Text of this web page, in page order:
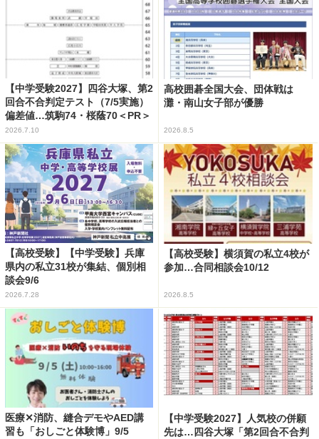
【中学受験2027】四谷大塚、第2
回合不合判定テスト（7/5実施）
偏差値…筑駒74・桜蔭70＜PR＞
2026.7.10
高校囲碁全国大会、団体戦は
灘・南山女子部が優勝
2026.8.5
【高校受験】【中学受験】兵庫
県内の私立31校が集結、個別相
談会9/6
2026.7.28
【高校受験】横須賀の私立4校が
参加…合同相談会10/12
2026.8.5
医療✕消防、縫合デモやAED講
習も「おしごと体験博」9/5
【中学受験2027】人気校の併願
先は…四谷大塚「第2回合不合判